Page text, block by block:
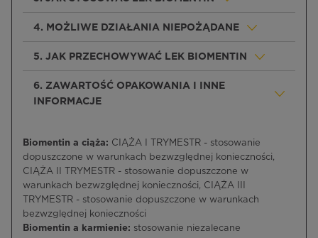
4. MOŻLIWE DZIAŁANIA NIEPOŻĄDANE
5. JAK PRZECHOWYWAĆ LEK BIOMENTIN
6. ZAWARTOŚĆ OPAKOWANIA I INNE
INFORMACJE
Biomentin a ciąża: CIĄŻA I TRYMESTR - stosowanie
dopuszczone w warunkach bezwzględnej konieczności,
CIĄŻA II TRYMESTR - stosowanie dopuszczone w
warunkach bezwzględnej konieczności, CIĄŻA III
TRYMESTR - stosowanie dopuszczone w warunkach
bezwzględnej konieczności
Biomentin a karmienie: stosowanie niezalecane